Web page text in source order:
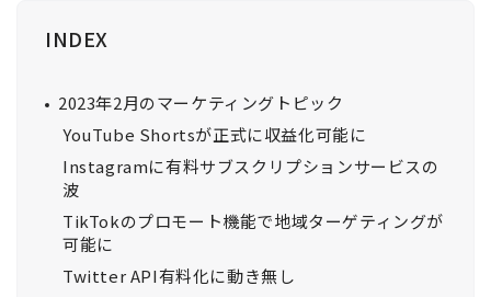
INDEX
2023年2月のマーケティングトピック
YouTube Shortsが正式に収益化可能に
Instagramに有料サブスクリプションサービスの
波
TikTokのプロモート機能で地域ターゲティングが
可能に
Twitter API有料化に動き無し